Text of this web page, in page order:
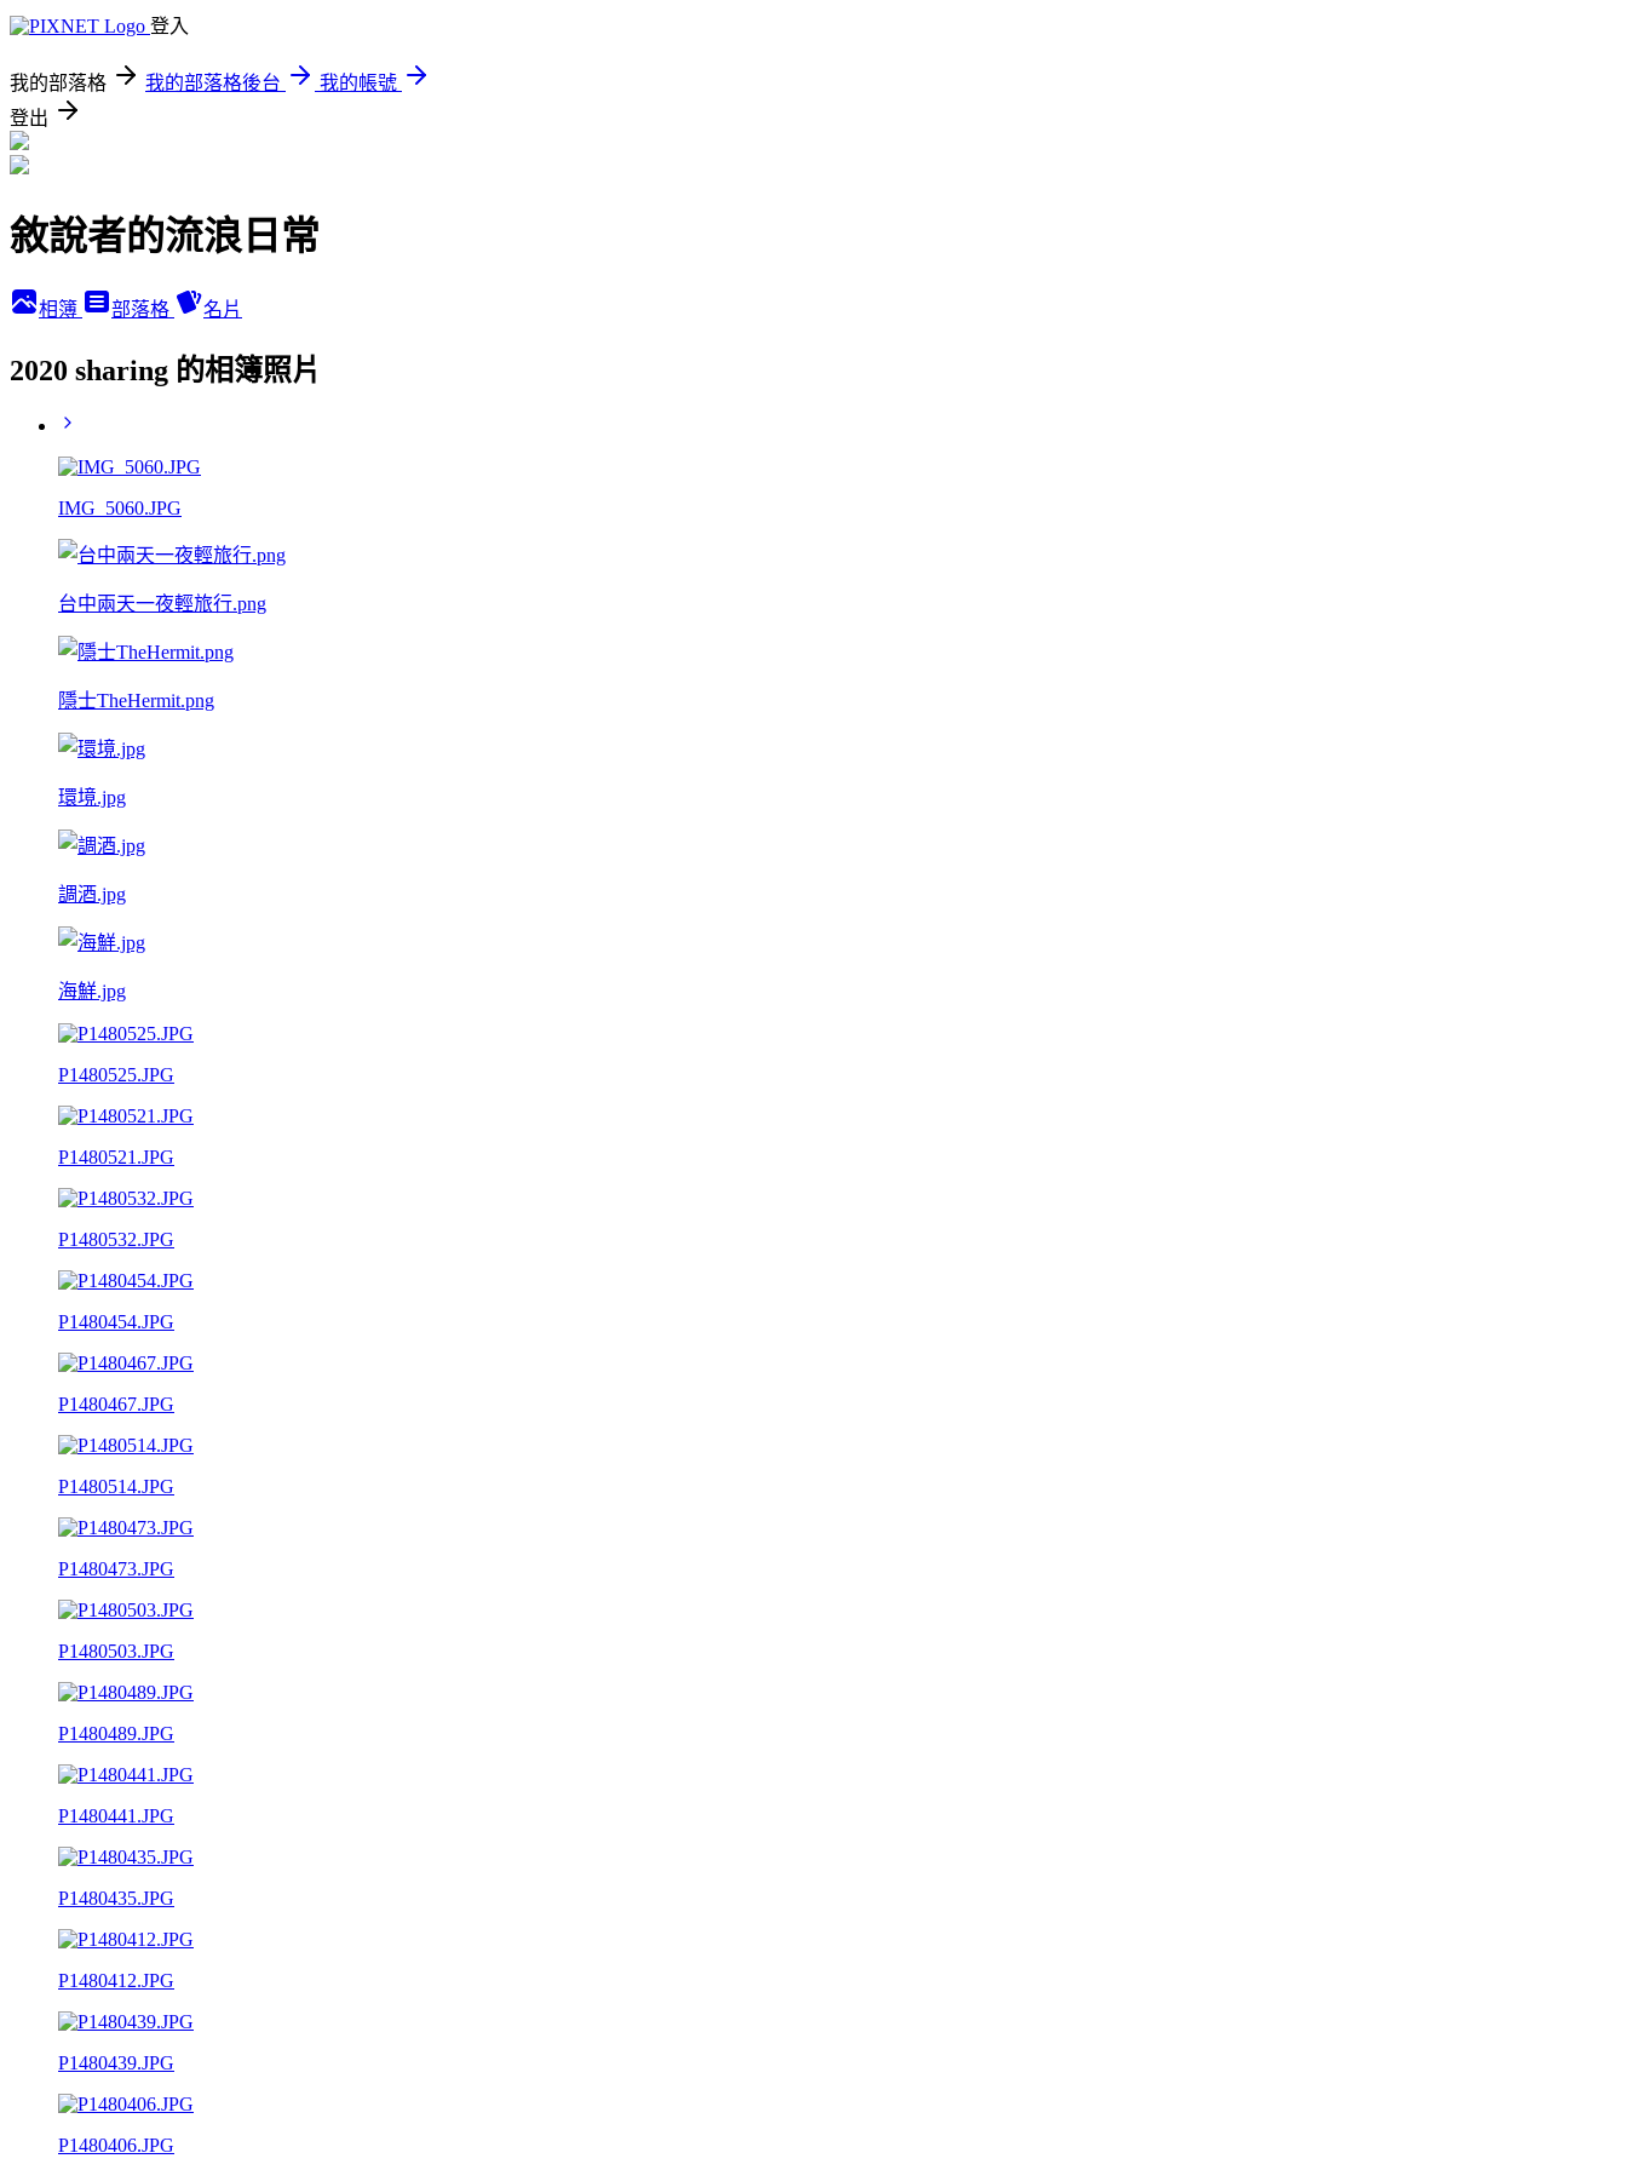
登入
我的部落格 我的部落格後台
我的帳號
登出
敘說者的流浪日常
相簿 部落格 名片
2020 sharing 的相簿照片
IMG_5060.JPG
台中兩天一夜輕旅行.png
隱士TheHermit.png
環境.jpg
調酒.jpg
海鮮.jpg
P1480525.JPG
P1480521.JPG
P1480532.JPG
P1480454.JPG
P1480467.JPG
P1480514.JPG
P1480473.JPG
P1480503.JPG
P1480489.JPG
P1480441.JPG
P1480435.JPG
P1480412.JPG
P1480439.JPG
P1480406.JPG